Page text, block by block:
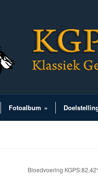
Fotoalbum »
Bloedvoering